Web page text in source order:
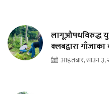
लागूऔषधविरुद्ध
क्लबद्वारा गाँजाका
आइतबार, साउन ३,